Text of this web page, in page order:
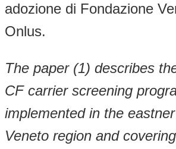
adozione di Fondazione
Onlus.
The paper (1) describes
CF carrier screening
implemented in the
Veneto region and